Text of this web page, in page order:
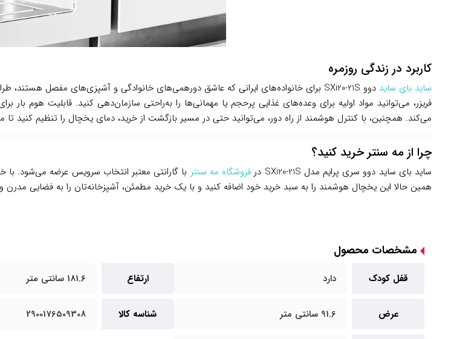
کاربرد در زندگی روزمره
ساید بای ساید
فریزر، می‌توانید مواد اولیه برای وعده‌های غذایی پرحجم یا مهمانی‌ها را به‌راحتی سازمان‌دهی کنید. قابلیت هوم
می‌کند. همچنین، با کنترل هوشمند از راه دور، می‌توانید حتی در مسیر بازگشت از خرید، دمای یخچال را تنظیم کنید تا
چرا از مه سنتر خرید کنید؟
ساید بای ساید دوو سری پرایم مدل SXi20-21S در فروشگاه مه سنتر با گارانتی معتبر انتخاب سرویس عرضه می‌شود. با
همین حالا این یخچال هوشمند را به سبد خرید خود اضافه کنید و با یک خرید مطمئن، آشپزخانه‌تان را به فضایی مدرن و
مشخصات محصول
قفل کودک دارد ارتفاع 181.6 سانتی متر
عرض 91.6 سانتی متر شناسه کالا 2900176509308